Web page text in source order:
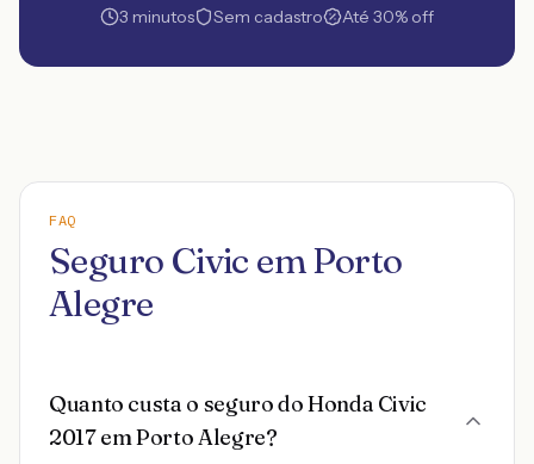
3 minutos Sem cadastro Até 30% off
FAQ
Seguro Civic em Porto
Alegre
Quanto custa o seguro do Honda Civic
2017 em Porto Alegre?